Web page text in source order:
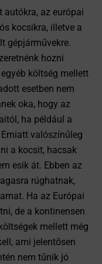
autókra, az európai
kocsikra, illetve a
gépjárművekre.
hozni
költség mellett
esetben nem
oka, hogy az
ha például a
valószínűleg
a kocsit, hacsak
esik át. Ebben az
rúghatnak,
Ha az Európai
de a kontinensen
mellett még
ami jelentősen
nem tűnik jó